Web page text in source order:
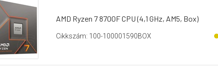
AMD Ryzen 7 8700F CPU (4,1 GHz, AM5, Box)
Cikkszám: 100-100001590BOX